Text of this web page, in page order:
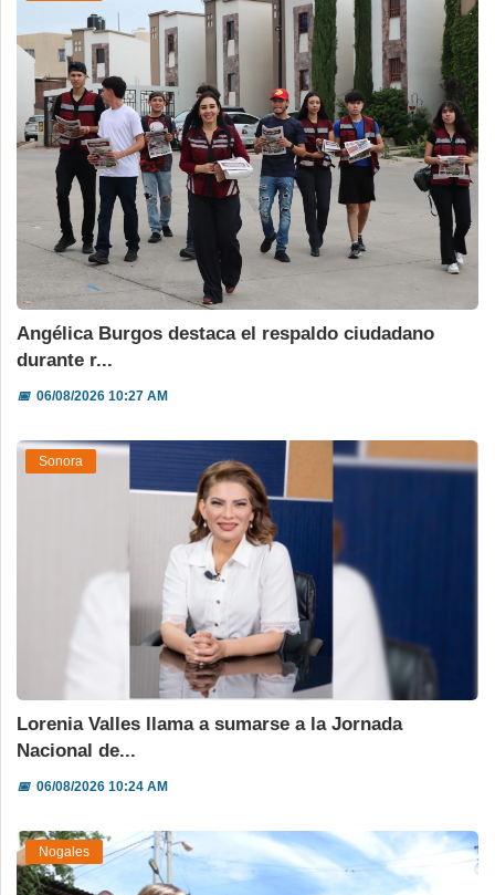
Angélica Burgos destaca el respaldo ciudadano
durante r...
📅06/08/2026 10:27 AM
Sonora
Lorenia Valles llama a sumarse a la Jornada
Nacional de...
📅06/08/2026 10:24 AM
Nogales